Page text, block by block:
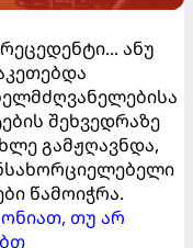
ანუ
შეხვედრაზე
გამჟღავნდა,
წამოიჭრა.
თუ არ